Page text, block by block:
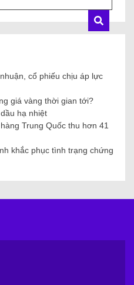
cổ phiếu chịu áp lực
giá vàng thời gian tới?
hạ nhiệt
Trung Quốc thu hơn 41
khắc phục tình trạng chứng